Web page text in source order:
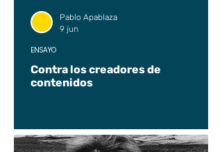
Contra los creadores de
contenidos
ENSAYO
Pablo Apablaza
9 jun